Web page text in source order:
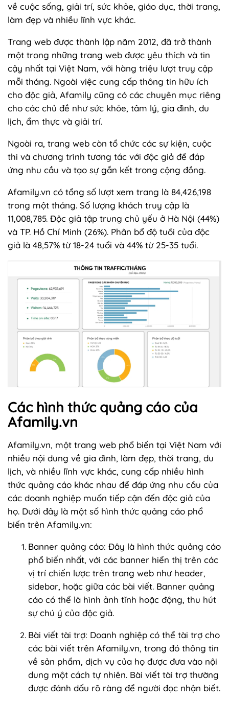
về cuộc sống, giải trí, sức khỏe, giáo dục, thời trang,
làm đẹp và nhiều lĩnh vực khác.
Trang web được thành lập năm 2012, đã trở thành
một trong những trang web được yêu thích và tin
cậy nhất tại Việt Nam, với hàng triệu lượt truy cập
mỗi tháng. Ngoài việc cung cấp thông tin hữu ích
cho độc giả, Afamily cũng có các chuyên mục riêng
cho các chủ đề như sức khỏe, tâm lý, gia đình, du
lịch, ẩm thực và giải trí.
Ngoài ra, trang web còn tổ chức các sự kiện, cuộc
thi và chương trình tương tác với độc giả để đáp
ứng nhu cầu và tạo sự gắn kết trong cộng đồng.
Afamily.vn có tổng số lượt xem trang là 84,426,198
trong một tháng. Số lượng khách truy cập là
11,008,785. Độc giả tập trung chủ yếu ở Hà Nội (44%)
và TP. Hồ Chí Minh (26%). Phân bổ độ tuổi của độc
giả là 48,57% từ 18-24 tuổi và 44% từ 25-35 tuổi.
Các hình thức quảng cáo của
Afamily.vn
Afamily.vn, một trang web phổ biến tại Việt Nam với
nhiều nội dung về gia đình, làm đẹp, thời trang, du
lịch, và nhiều lĩnh vực khác, cung cấp nhiều hình
thức quảng cáo khác nhau để đáp ứng nhu cầu của
các doanh nghiệp muốn tiếp cận đến độc giả của
họ. Dưới đây là một số hình thức quảng cáo phổ
biến trên Afamily.vn:
Banner quảng cáo: Đây là hình thức quảng cáo
phổ biến nhất, với các banner hiển thị trên các
vị trí chiến lược trên trang web như header,
sidebar, hoặc giữa các bài viết. Banner quảng
cáo có thể là hình ảnh tĩnh hoặc động, thu hút
sự chú ý của độc giả.
Bài viết tài trợ: Doanh nghiệp có thể tài trợ cho
các bài viết trên Afamily.vn, trong đó thông tin
về sản phẩm, dịch vụ của họ được đưa vào nội
dung một cách tự nhiên. Bài viết tài trợ thường
được đánh dấu rõ ràng để người đọc nhận biết.